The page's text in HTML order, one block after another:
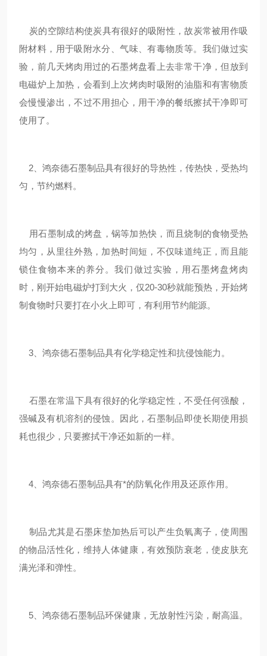
炭的空隙结构使炭具有很好的吸附性，故炭常被用作吸
附材料，用于吸附水分、气味、有毒物质等。我们做过实
验，前几天烤肉用过的石墨烤盘看上去非常干净，但放到
电磁炉上加热，会看到上次烤肉时吸附的油脂和有害物质
会慢慢渗出，不过不用担心，用干净的餐纸擦拭干净即可
使用了。
2、鸿奈德石墨制品具有很好的导热性，传热快，受热均
匀，节约燃料。
用石墨制成的烤盘，锅等加热快，而且烧制的食物受热
均匀，从里往外熟，加热时间短，不仅味道纯正，而且能
锁住食物本来的养分。我们做过实验，用石墨烤盘烤肉
时，刚开始电磁炉打到大火，仅20-30秒就能预热，开始烤
制食物时只要打在小火上即可，有利用节约能源。
3、鸿奈德石墨制品具有化学稳定性和抗侵蚀能力。
石墨在常温下具有很好的化学稳定性，不受任何强酸，
强碱及有机溶剂的侵蚀。因此，石墨制品即使长期使用损
耗也很少，只要擦拭干净还如新的一样。
4、鸿奈德石墨制品具有*的防氧化作用及还原作用。
制品尤其是石墨床垫加热后可以产生负氧离子，使周围
的物品活性化，维持人体健康，有效预防衰老，使皮肤充
满光泽和弹性。
5、鸿奈德石墨制品环保健康，无放射性污染，耐高温。